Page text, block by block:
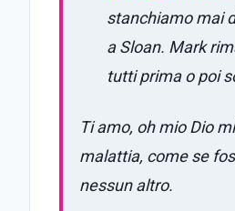
stanchiamo mai
a Sloan. Mark
tutti prima o poi
Ti amo, oh mio Dio
malattia, come se
nessun altro.